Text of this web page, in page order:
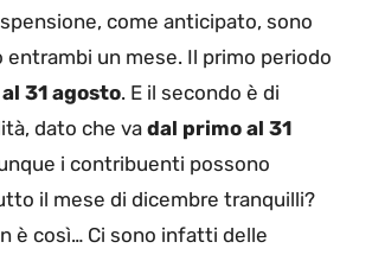
come anticipato, sono
entrambi un mese. Il primo periodo
31 agosto. E il secondo è di
dato che va dal primo al 31
i contribuenti possono
il mese di dicembre tranquilli?
è così… Ci sono infatti delle